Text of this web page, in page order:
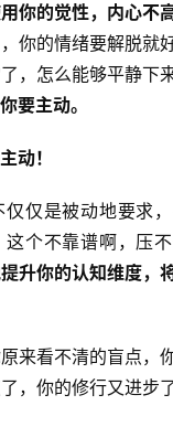
你的觉性，内心不
你的情绪要解脱就
，怎么能够平静下
要主动。
动！
仅仅是被动地要求
这个不靠谱啊，压
升你的认知维度，
来看不清的盲点，
，你的修行又进步